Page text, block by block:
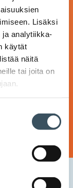
Lisäksi
ja analytiikka-
käytät
näitä
tai joita on